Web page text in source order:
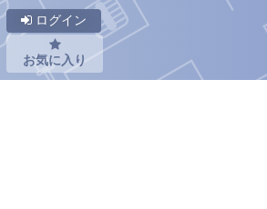
ログイン
お気に入り